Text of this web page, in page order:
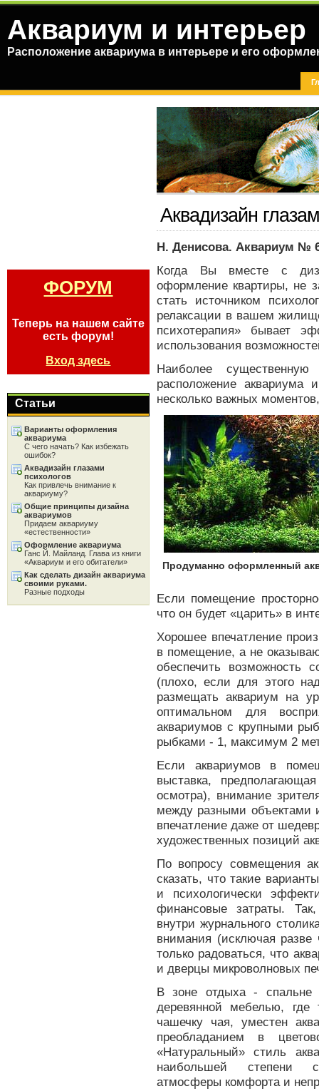
Аквариум и интерьер
Расположение аквариума в интерьере и его
Аквадизайн
Н. Денисова. Аквариум № 6
Когда Вы вместе с
оформление квартиры, не
стать источником
релаксации в вашем
психотерапия» бывает
использования
Наиболее
расположение аквариума
несколько важных
Продуманно оформленный
Если помещение
что он будет «царить» в
Хорошее впечатление
в помещение, а не
обеспечить возможность
(плохо, если для этого
размещать аквариум на
оптимальном для
аквариумов с крупными
рыбками - 1, максимум 2
Если аквариумов в
выставка,
осмотра), внимание
между разными объектами
впечатление даже от
художественных позиций
По вопросу совмещения
сказать, что такие
и психологически
финансовые затраты.
внутри журнального
внимания (исключая
только радоваться, что
и дверцы микроволновых
В зоне отдыха - спальне
деревянной мебелью,
чашечку чая, уместен
преобладанием в
«Натуральный» стиль
наибольшей степени
атмосферы комфорта и
ФОРУМ
Теперь на нашем сайте
есть форум!
Вход здесь
Статьи
Варианты оформления
аквариума
С чего начать? Как избежать
ошибок?
Аквадизайн глазами
психологов
Как привлечь внимание к
аквариуму?
Общие принципы дизайна
аквариумов
Придаем аквариуму
«естественности»
Оформление аквариума
Ганс Й. Майланд. Глава из книги
«Аквариум и его обитатели»
Как сделать дизайн аквариума
своими руками.
Разные подходы